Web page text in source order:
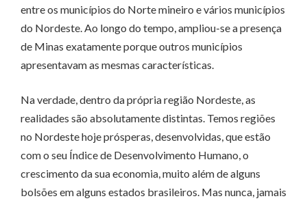
entre os municípios do Norte mineiro e vários municípios
do Nordeste. Ao longo do tempo, ampliou-se a presença
de Minas exatamente porque outros municípios
apresentavam as mesmas características.
Na verdade, dentro da própria região Nordeste, as
realidades são absolutamente distintas. Temos regiões
no Nordeste hoje prósperas, desenvolvidas, que estão
com o seu Índice de Desenvolvimento Humano, o
crescimento da sua economia, muito além de alguns
bolsões em alguns estados brasileiros. Mas nunca, jamais